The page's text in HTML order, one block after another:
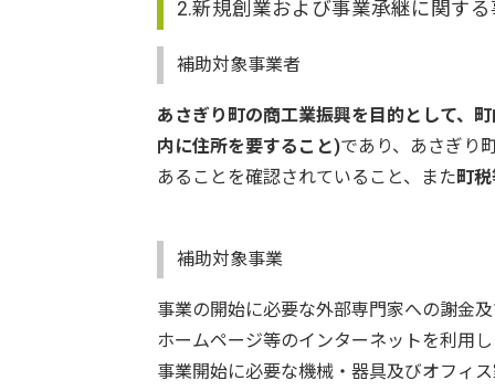
2.新規創業および事業承継に関す
補助対象事業者
あさぎり町の商工業振興を目的として、
内に住所を要すること)であり、あさぎり
あることを確認されていること、また町
補助対象事業
事業の開始に必要な外部専門家への謝金
ホームページ等のインターネットを利用
事業開始に必要な機械・器具及びオフィ